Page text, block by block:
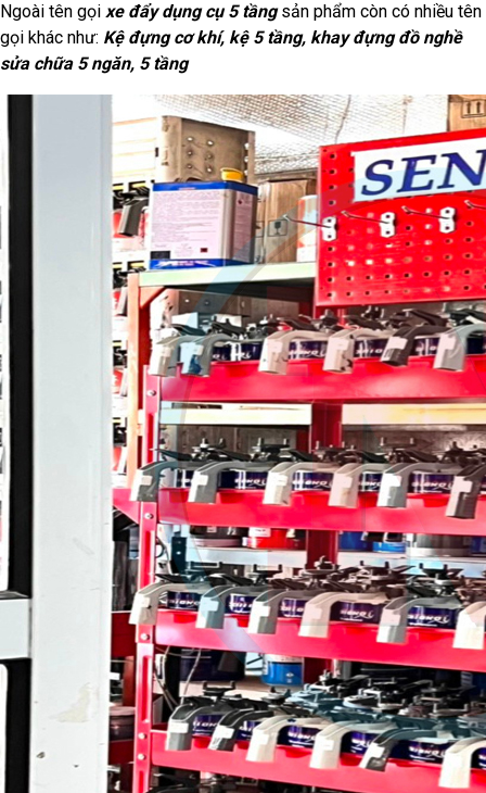
Ngoài tên gọi xe đẩy dụng cụ 5 tầngsản phẩm còn có nhiều tên
gọi khác như: Kệ đựng cơ khí, kệ 5 tầng, khay đựng đồ nghề
sửa chữa 5 ngăn, 5 tầng